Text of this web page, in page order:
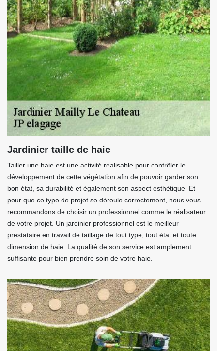
Jardinier taille de haie
Tailler une haie est une activité réalisable pour contrôler le
développement de cette végétation afin de pouvoir garder son
bon état, sa durabilité et également son aspect esthétique. Et
pour que ce type de projet se déroule correctement, nous vous
recommandons de choisir un professionnel comme le réalisateur
de votre projet. Un jardinier professionnel est le meilleur
prestataire en travail de taillage de tout type, tout état et toute
dimension de haie. La qualité de son service est amplement
suffisante pour bien prendre soin de votre haie.